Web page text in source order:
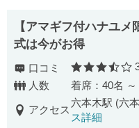
【アマギフ付ハナユ
式は今がお得
口コミ
人数
着席：40名 ～
アクセス
六本木駅 (六
ス詳細